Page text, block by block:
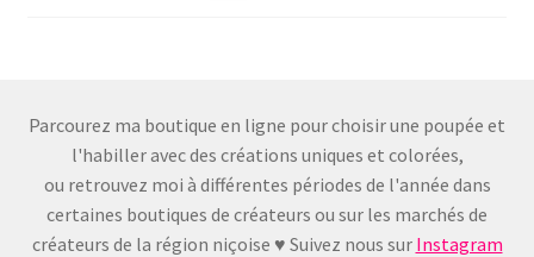
Parcourez ma boutique en ligne pour choisir une poupée et
l'habiller avec des créations uniques et colorées,
ou retrouvez moi à différentes périodes de l'année dans
certaines boutiques de créateurs ou sur les marchés de
créateurs de la région niçoise ♥ Suivez nous sur Instagram